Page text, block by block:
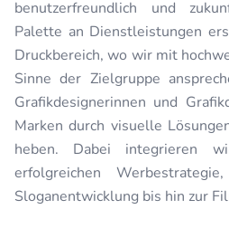
benutzerfreundlich und
Palette an Dienstleistungen
Druckbereich, wo wir mit
Sinne der Zielgruppe
Grafikdesignerinnen und
Marken durch visuelle
heben. Dabei integrieren
erfolgreichen
Sloganentwicklung bis hin zur